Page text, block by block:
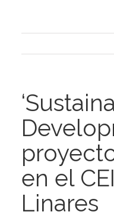
en el
Linares